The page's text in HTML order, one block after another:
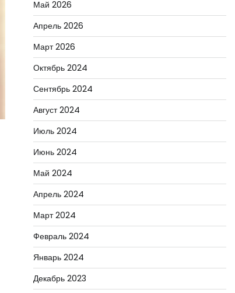
Май 2026
Апрель 2026
Март 2026
Октябрь 2024
Сентябрь 2024
Август 2024
Июль 2024
Июнь 2024
Май 2024
Апрель 2024
Март 2024
Февраль 2024
Январь 2024
Декабрь 2023